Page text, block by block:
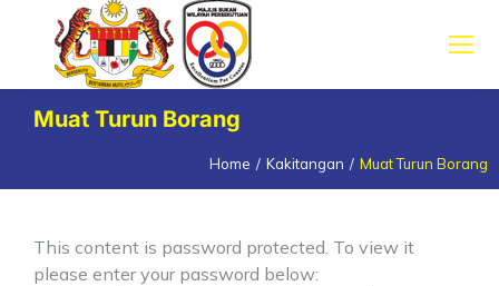
Muat Turun Borang
Home Kakitangan Muat Turun Borang
This content is password protected. To view it
please enter your password below: